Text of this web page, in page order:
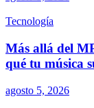
Tecnología
Más allá del
qué tu música
agosto 5, 2026